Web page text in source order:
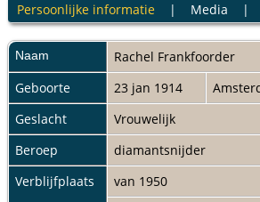
Persoonlijke informatie| Media |
Naam Rachel Frankfoorder
Geboorte
23 jan 1914
Geslacht
Vrouwelijk
Beroep
diamantsnijder
Verblijfplaats
van 1950